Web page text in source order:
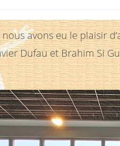
avons eu le plaisir
Dufau et Brahim Si